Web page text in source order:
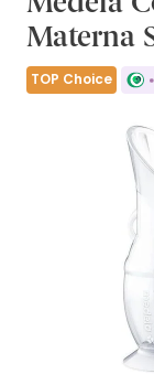
Materna
TOP Choice